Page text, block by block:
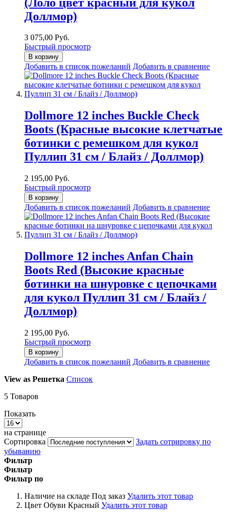
Доллмор)
3 075,00 Руб.
Быстрый просмотр
В корзину
Добавить в список пожеланий Добавить в сравнение
Dollmore 12 inches Buckle Check
Boots (Красные высокие клетчатые
ботинки с ремешком для кукол
Пуллип 31 см / Блайз / Доллмор)
2 195,00 Руб.
Быстрый просмотр
В корзину
Добавить в список пожеланий Добавить в сравнение
Dollmore 12 inches Anfan Chain
Boots Red (Высокие красные
ботинки на шнуровке с цепочками
для кукол Пуллип 31 см / Блайз /
Доллмор)
2 195,00 Руб.
Быстрый просмотр
В корзину
Добавить в список пожеланий Добавить в сравнение
View as Решетка Список
5 Товаров
Показать
на странице
Сортировка
Задать сотрировку по
убыванию
Фильтр
Фильтр
Фильтр по
Наличие на складе Под заказ Удалить этот товар
Цвет Обуви Красный Удалить этот товар